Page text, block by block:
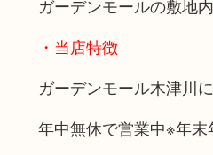
ガーデンモールの敷地
・当店特徴
ガーデンモール木津川
年中無休で営業中※年末